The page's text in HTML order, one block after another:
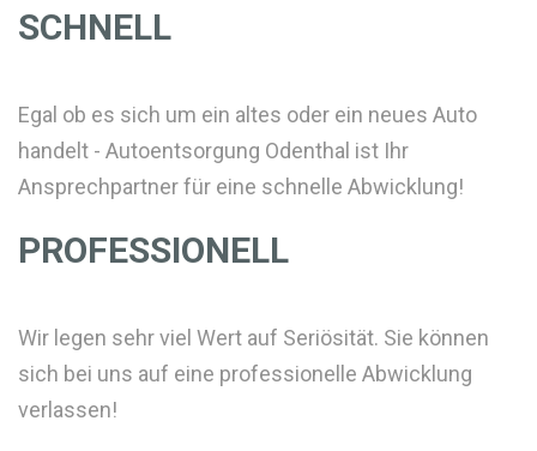
SCHNELL
Egal ob es sich um ein altes oder ein neues Auto
handelt - Autoentsorgung Odenthal ist Ihr
Ansprechpartner für eine schnelle Abwicklung!
PROFESSIONELL
Wir legen sehr viel Wert auf Seriösität. Sie können
sich bei uns auf eine professionelle Abwicklung
verlassen!